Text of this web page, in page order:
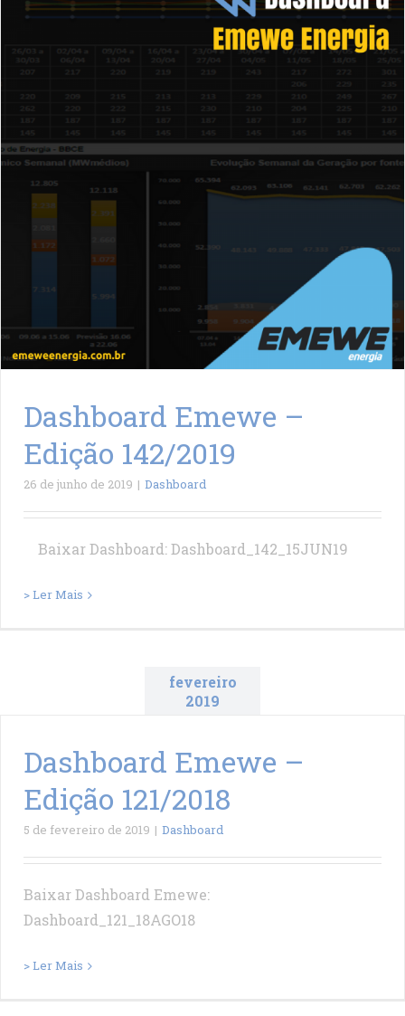
Dashboard Emewe –
Edição 142/2019
26 de junho de 2019 | Dashboard
Baixar Dashboard: Dashboard_142_15JUN19
> Ler Mais
fevereiro
2019
Dashboard Emewe –
Edição 121/2018
5 de fevereiro de 2019 | Dashboard
Baixar Dashboard Emewe:
Dashboard_121_18AGO18
> Ler Mais